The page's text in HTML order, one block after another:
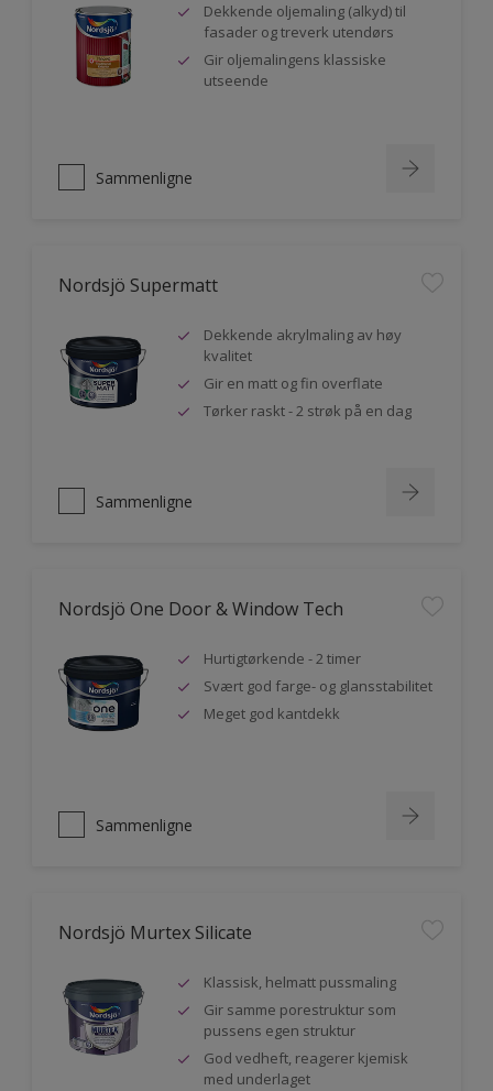
Dekkende oljemaling (alkyd) til
fasader og treverk utendørs
Gir oljemalingens klassiske
utseende
Sammenligne
Nordsjö Supermatt
Dekkende akrylmaling av høy
kvalitet
Gir en matt og fin overflate
Tørker raskt - 2 strøk på en dag
Sammenligne
Nordsjö One Door & Window Tech
Hurtigtørkende - 2 timer
Svært god farge- og glansstabilitet
Meget god kantdekk
Sammenligne
Nordsjö Murtex Silicate
Klassisk, helmatt pussmaling
Gir samme porestruktur som
pussens egen struktur
God vedheft, reagerer kjemisk
med underlaget